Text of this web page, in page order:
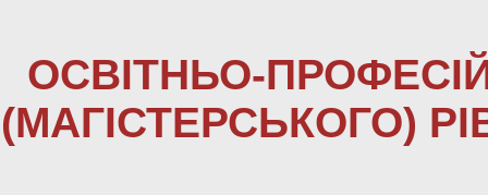
ОСВІТНЬО-
(МАГІСТЕРСЬКОГО)